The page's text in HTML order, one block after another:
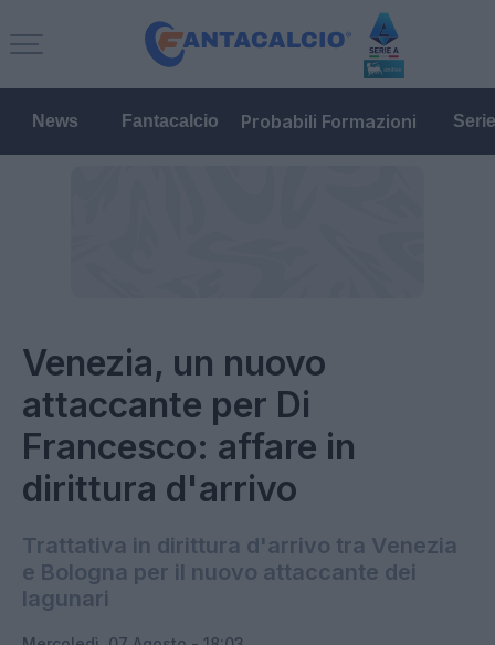
News Fantacalcio Probabili Formazioni
Venezia, un nuovo
attaccante per Di
Francesco: affare in
dirittura d'arrivo
Trattativa in dirittura d'arrivo tra Venezia
e Bologna per il nuovo attaccante dei
lagunari